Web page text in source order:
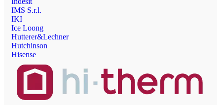
IMS S.r.l.
IKI
Ice Loong
Hutterer&Lechner
Hutchinson
Hisense